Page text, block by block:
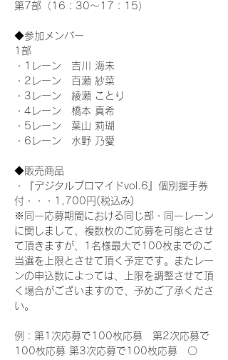
第7部（16：30～17：15）
◆参加メンバー
1部
・1レーン　吉川 海未
・2レーン　百瀬 紗菜
・3レーン　綾瀬 ことり
・4レーン　橋本 真希
・5レーン　葉山 莉瑚
・6レーン　水野 乃愛
◆販売商品
・『デジタルブロマイドvol.6』個別握手券
付・・・1,700円(税込み)
※同一応募期間における同じ部・同一レーン
に関しまして、複数枚のご応募を可能とさせ
て頂きますが、1名様最大で100枚までのご
当選を上限とさせて頂く予定です。またレー
ンの申込数によっては、上限を調整させて頂
く場合がございますので、予めご了承くださ
い。
例：第1次応募で100枚応募　第2次応募で
100枚応募 第3次応募で100枚応募　〇